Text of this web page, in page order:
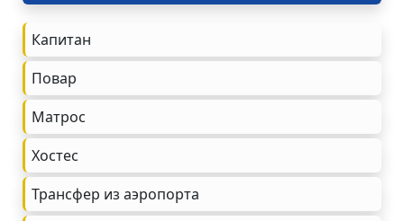
Капитан
Повар
Матрос
Хостес
Трансфер из аэропорта